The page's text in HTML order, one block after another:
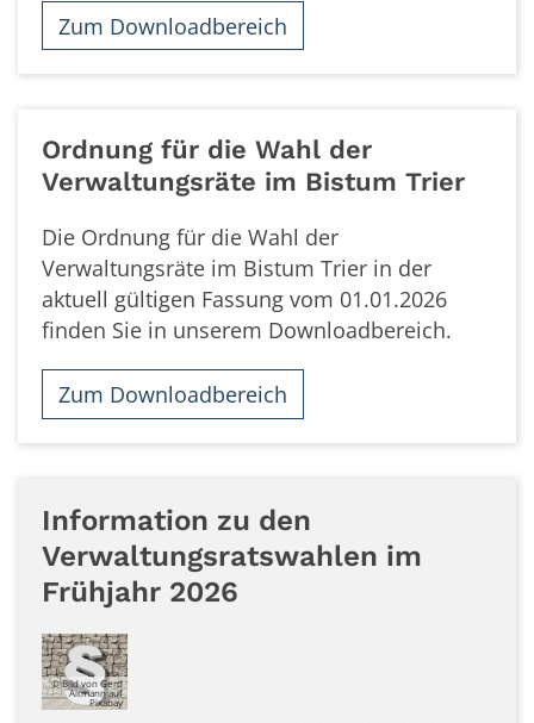
Zum Downloadbereich
Ordnung für die Wahl der
Verwaltungsräte im Bistum Trier
Die Ordnung für die Wahl der
Verwaltungsräte im Bistum Trier in der
aktuell gültigen Fassung vom 01.01.2026
finden Sie in unserem Downloadbereich.
Zum Downloadbereich
Information zu den
Verwaltungsratswahlen im
Frühjahr 2026
© Bild von Gerd
Altmann auf
Pixabay